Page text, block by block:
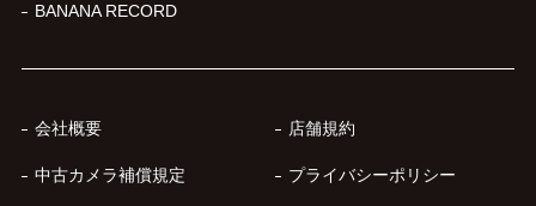
BANANA RECORD
会社概要 店舗規約
中古カメラ補償規定 プライバシーポリシー